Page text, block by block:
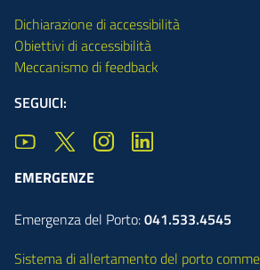
Dichiarazione di accessibilità
Obiettivi di accessibilità
Meccanismo di feedback
SEGUICI:
EMERGENZE
Emergenza del Porto:041.533.4545
Sistema di allertamento del porto